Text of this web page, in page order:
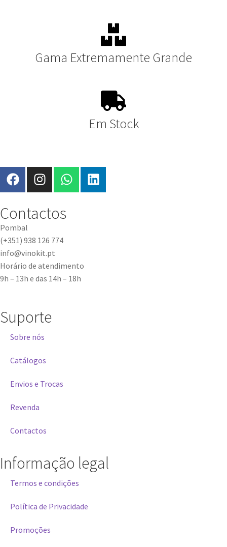
Gama Extremamente Grande
Em Stock
Contactos
Pombal
(+351) 938 126 774
info@vinokit.pt
Horário de atendimento
9h – 13h e das 14h – 18h
Suporte
Sobre nós
Catálogos
Envios e Trocas
Revenda
Contactos
Informação legal
Termos e condições
Política de Privacidade
Promoções